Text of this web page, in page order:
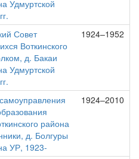
Удмуртской
Совет
Воткинского
д. Бакаи
Удмуртской
1924–1952
района
д. Болгуры
УР, 1923-
1924–2010